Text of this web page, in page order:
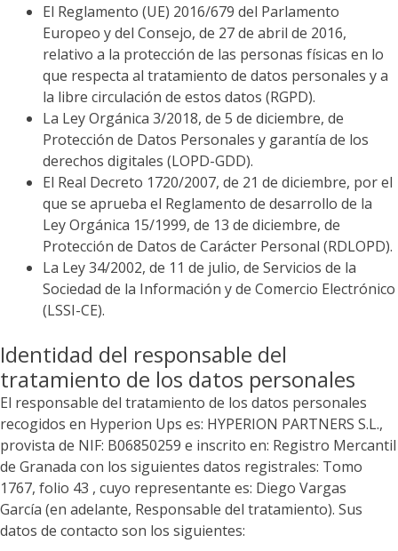
El Reglamento (UE) 2016/679 del Parlamento
Europeo y del Consejo, de 27 de abril de 2016,
relativo a la protección de las personas físicas en lo
que respecta al tratamiento de datos personales y a
la libre circulación de estos datos (RGPD).
La Ley Orgánica 3/2018, de 5 de diciembre, de
Protección de Datos Personales y garantía de los
derechos digitales (LOPD-GDD).
El Real Decreto 1720/2007, de 21 de diciembre, por el
que se aprueba el Reglamento de desarrollo de la
Ley Orgánica 15/1999, de 13 de diciembre, de
Protección de Datos de Carácter Personal (RDLOPD).
La Ley 34/2002, de 11 de julio, de Servicios de la
Sociedad de la Información y de Comercio Electrónico
(LSSI-CE).
Identidad del responsable del
tratamiento de los datos personales
El responsable del tratamiento de los datos personales
recogidos en Hyperion Ups es: HYPERION PARTNERS S.L.,
provista de NIF: B06850259 e inscrito en: Registro Mercantil
de Granada con los siguientes datos registrales: Tomo
1767, folio 43 , cuyo representante es: Diego Vargas
García (en adelante, Responsable del tratamiento). Sus
datos de contacto son los siguientes: